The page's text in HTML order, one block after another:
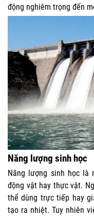
động nghiêm trọng đến
Năng lượng sinh học
Năng lượng sinh học
động vật hay thực vật.
thể dùng trực tiếp hay
tạo ra nhiệt. Tuy nhiên